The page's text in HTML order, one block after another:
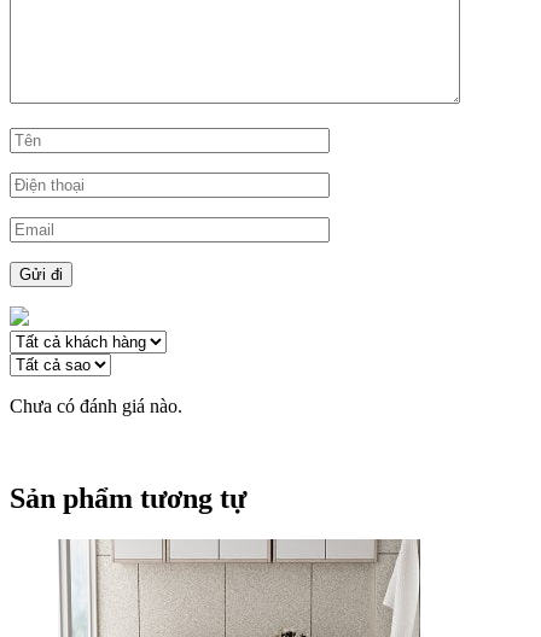
Chưa có đánh giá nào.
Sản phẩm tương tự